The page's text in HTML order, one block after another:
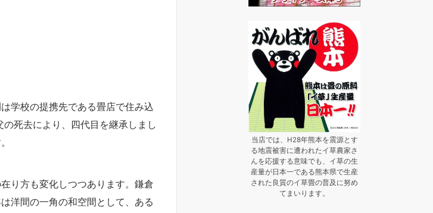
学校の提携先である畳店で住み込
死去により、四代目を継承しまし
り方も変化しつつあります。鎌倉
洋間の一角の和空間として、ある
当店では、H28年熊本を震源とす
る地震被害に遭われたイ草農家さ
んを応援する意味でも、イ草の生
産量が日本一である熊本県で生産
された良質のイ草畳の普及に努め
てまいります。